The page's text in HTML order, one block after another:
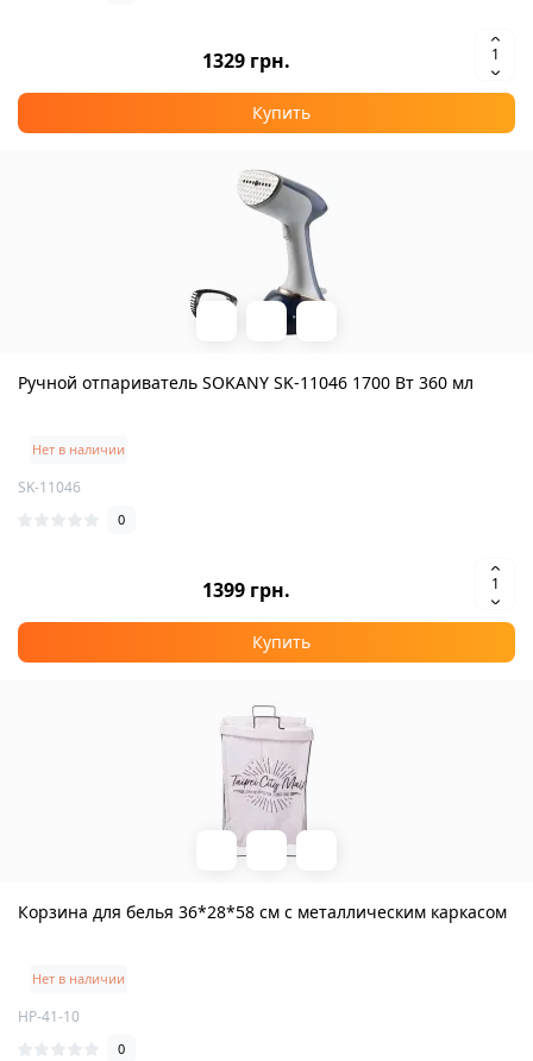
1329 грн.
Купить
Ручной отпариватель SOKANY SK-11046 1700 Вт 360 мл
Нет в наличии
SK-11046
0
1399 грн.
Купить
Корзина для белья 36*28*58 см с металлическим каркасом
Нет в наличии
HP-41-10
0